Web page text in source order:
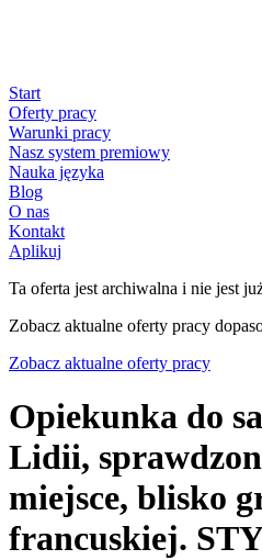
Start
Oferty pracy
Warunki pracy
Nasz system premiowy
Nauka języka
Blog
O nas
Kontakt
Aplikuj
Ta oferta jest archiwalna i nie jest
Zobacz aktualne oferty pracy
Zobacz aktualne oferty pracy
Opiekunka do
Lidii,
miejsce, blisko
francuskiej.